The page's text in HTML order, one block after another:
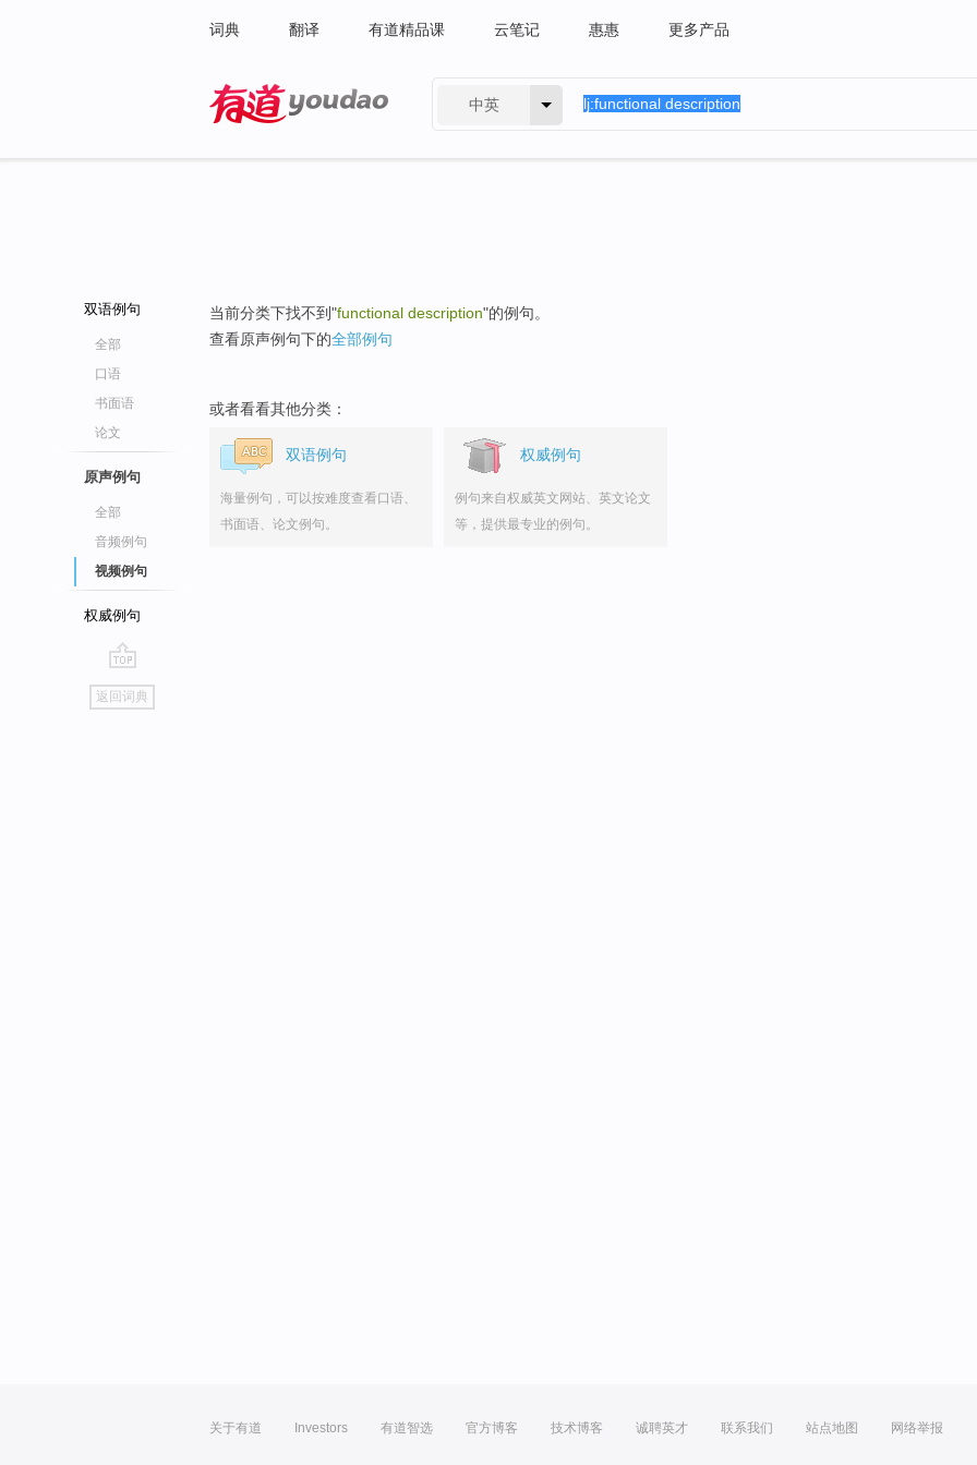
词典 翻译 有道精品课 云笔记 惠惠 更多产品
中英
双语例句
全部
口语
书面语
论文
原声例句
全部
音频例句
视频例句
权威例句
go
top
返回词典
当前分类下找不到"functional description"的例句。
查看原声例句下的全部例句
或者看看其他分类：
双语例句
海量例句，可以按难度查看口语、
书面语、论文例句。
权威例句
例句来自权威英文网站、英文论文
等，提供最专业的例句。
关于有道 Investors 有道智选 官方博客 技术博客 诚聘英才 联系我们 站点地图 网络举报